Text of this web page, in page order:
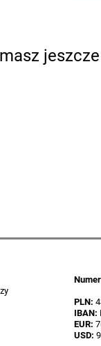
PLN:
IBAN:
EUR:
USD: